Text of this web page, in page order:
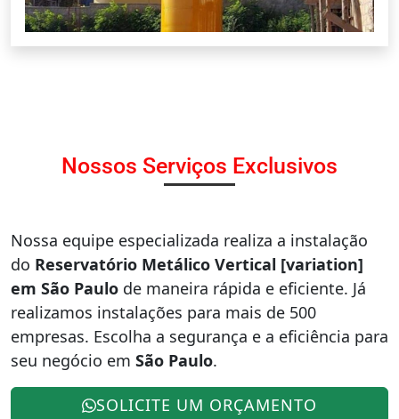
Nossos Serviços Exclusivos
Nossa equipe especializada realiza a instalação
do Reservatório Metálico Vertical [variation]
em São Paulo de maneira rápida e eficiente. Já
realizamos instalações para mais de 500
empresas. Escolha a segurança e a eficiência para
seu negócio em São Paulo.
SOLICITE UM ORÇAMENTO